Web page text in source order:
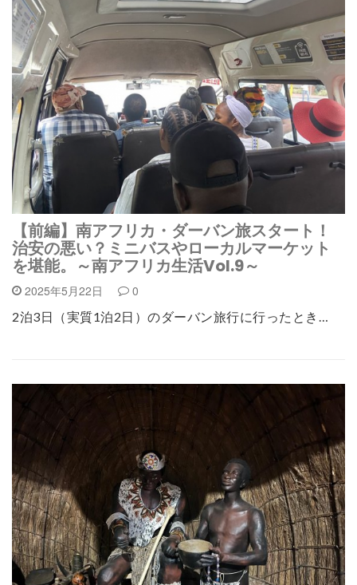
【前編】南アフリカ・ダーバン旅スタート！
治安の悪い？ミニバスやローカルマーケット
を堪能。～南アフリカ生活Vol.9～
2025年5月22日 0
2泊3日（実質1泊2日）のダーバン旅行に行ったとき…